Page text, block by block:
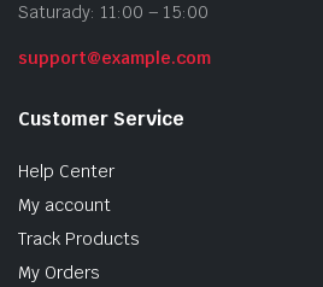
Saturady: 11:00 – 15:00
support@example.com
Customer Service
Help Center
My account
Track Products
My Orders